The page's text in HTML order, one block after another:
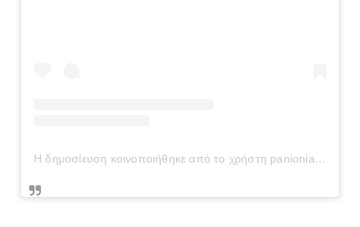
Η δημοσίευση κοινοποιήθηκε από το χρήστη panionianea.gr (@panionianea.gr)